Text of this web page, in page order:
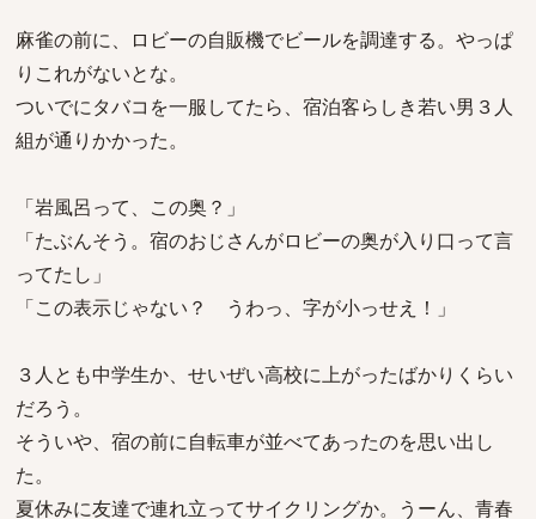
麻雀の前に、ロビーの自販機でビールを調達する。やっぱ
りこれがないとな。
ついでにタバコを一服してたら、宿泊客らしき若い男３人
組が通りかかった。
「岩風呂って、この奥？」
「たぶんそう。宿のおじさんがロビーの奥が入り口って言
ってたし」
「この表示じゃない？ うわっ、字が小っせえ！」
３人とも中学生か、せいぜい高校に上がったばかりくらい
だろう。
そういや、宿の前に自転車が並べてあったのを思い出し
た。
夏休みに友達で連れ立ってサイクリングか。うーん、青春